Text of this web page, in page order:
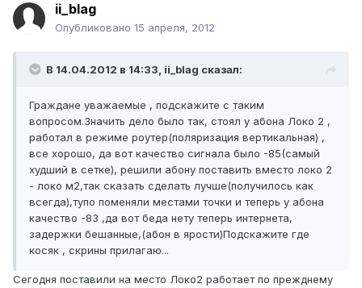
ii_blag
Опубликовано 15 апреля, 2012
В 14.04.2012 в 14:33, ii_blag сказал:
Граждане уважаемые , подскажите с таким
вопросом.Значить дело было так, стоял у абона Локо 2 ,
работал в режиме роутер(поляризация вертикальная) ,
все хорошо, да вот качество сигнала было -85(самый
худший в сетке), решили абону поставить вместо локо 2
- локо м2,так сказать сделать лучше(получилось как
всегда),тупо поменяли местами точки и теперь у абона
качество -83 ,да вот беда нету теперь интернета,
задержки бешанные,(абон в ярости)Подскажите где
косяк , скрины прилагаю...
Сегодня поставили на место Локо2 работает по прежднему